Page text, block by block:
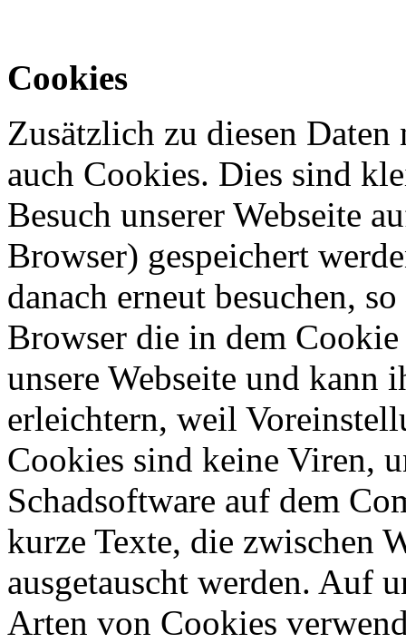
Cookies
Zusätzlich zu diesen Daten
auch Cookies. Dies sind
Besuch unserer Webseite
Browser) gespeichert
danach erneut besuchen,
Browser die in dem
unsere Webseite und kann
erleichtern, weil
Cookies sind keine Viren,
Schadsoftware auf dem
kurze Texte, die zwischen
ausgetauscht werden. Auf
Arten von Cookies